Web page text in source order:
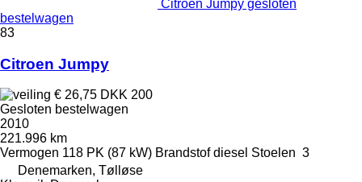
Citroen Jumpy gesloten
bestelwagen
83
Citroen Jumpy
€ 26,75 DKK 200
Gesloten bestelwagen
2010
221.996 km
Vermogen 118 PK (87 kW) Brandstof diesel Stoelen 3
Denemarken, Tølløse